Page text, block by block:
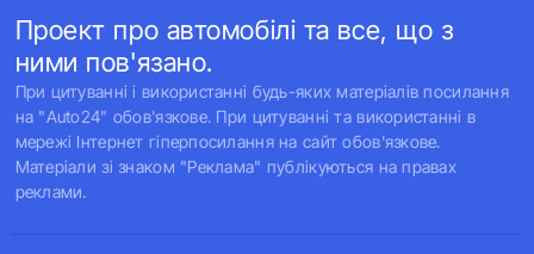
Проект про автомобілі та все, що з
ними пов'язано.
При цитуванні і використанні будь-яких матеріалів посилання
на "Auto24" обов'язкове. При цитуванні та використанні в
мережі Інтернет гіперпосилання на сайт обов'язкове.
Матеріали зі знаком "Реклама" публікуються на правах
реклами.